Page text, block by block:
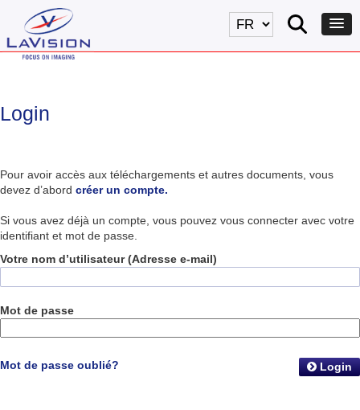
Login
Pour avoir accès aux téléchargements et autres documents, vous
devez d’abord créer un compte.
Si vous avez déjà un compte, vous pouvez vous connecter avec votre
identifiant et mot de passe.
Votre nom d’utilisateur (Adresse e-mail)
Mot de passe
Mot de passe oublié? Login